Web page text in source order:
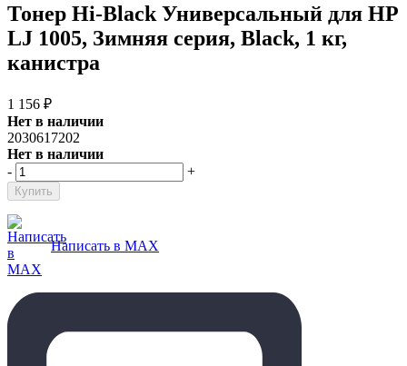
Тонер Hi-Black Универсальный для HP
LJ 1005, Зимняя серия, Black, 1 кг,
канистра
1 156 ₽
Нет в наличии
2030617202
Нет в наличии
-
+
Написать в MAX